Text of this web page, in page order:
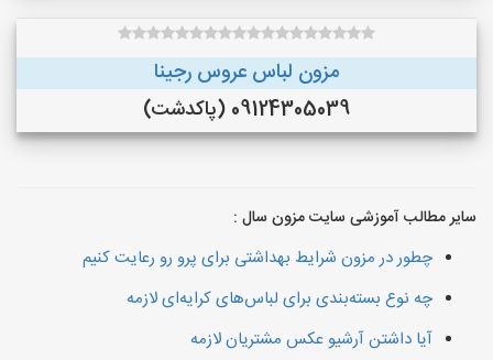
مزون لباس عروس رجینا
09124305039 (پاکدشت)
سایر مطالب آموزشی سایت مزون سال :
چطور در مزون شرایط بهداشتی برای پرو رو رعایت کنیم
چه نوع بسته‌بندی برای لباس‌های کرایه‌ای لازمه
آیا داشتن آرشیو عکس مشتریان لازمه